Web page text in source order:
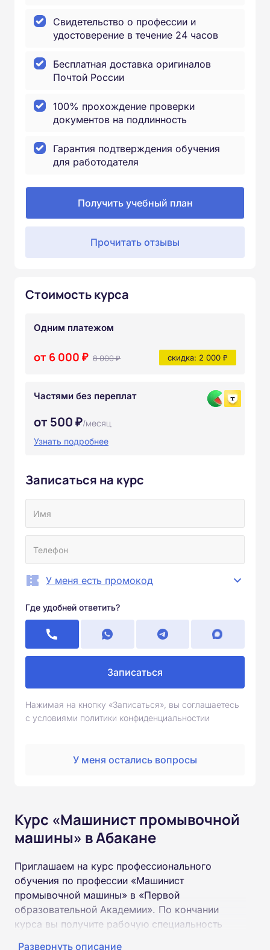
Свидетельство о профессии и
удостоверение в течение 24 часов
Бесплатная доставка оригиналов
Почтой России
100% прохождение проверки
документов на подлинность
Гарантия подтверждения обучения
для работодателя
Получить учебный план
Прочитать отзывы
Стоимость курса
Одним платежом
от 6 000 ₽ 8 000 ₽ скидка: 2 000 ₽
Частями без переплат
от 500 ₽/месяц
Узнать подробнее
Записаться на курс
У меня есть промокод
Где удобней ответить?
Записаться
Нажимая на кнопку «Записаться», вы соглашаетесь
с условиями политики конфиденциальностии
У меня остались вопросы
Курс «Машинист промывочной
машины» в Абакане
Приглашаем на курс профессионального
обучения по профессии «Машинист
промывочной машины» в «Первой
образовательной Академии». По кончании
курса вы получите рабочую специальность
Развернуть описание